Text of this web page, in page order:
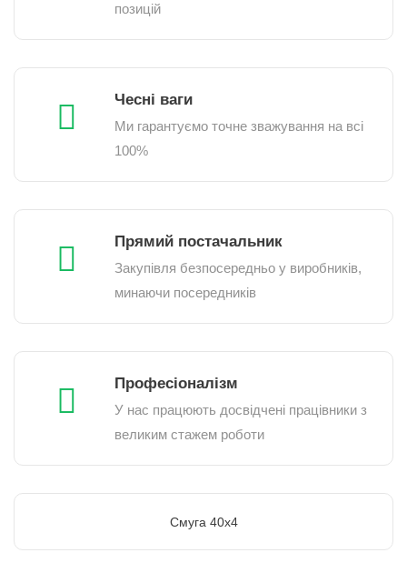
позицій
Чесні ваги
Ми гарантуємо точне зважування на всі
100%
Прямий постачальник
Закупівля безпосередньо у виробників,
минаючи посередників
Професіоналізм
У нас працюють досвідчені працівники з
великим стажем роботи
Смуга 40х4